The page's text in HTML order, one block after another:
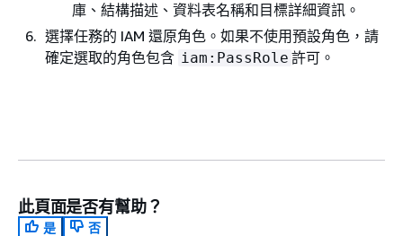
庫、結構描述、資料表名稱和目標詳細資訊。
選擇任務的 IAM 還原角色。如果不使用預設角色，請
確定選取的角色包含 iam:PassRole 許可。
此頁面是否有幫助？
是
否